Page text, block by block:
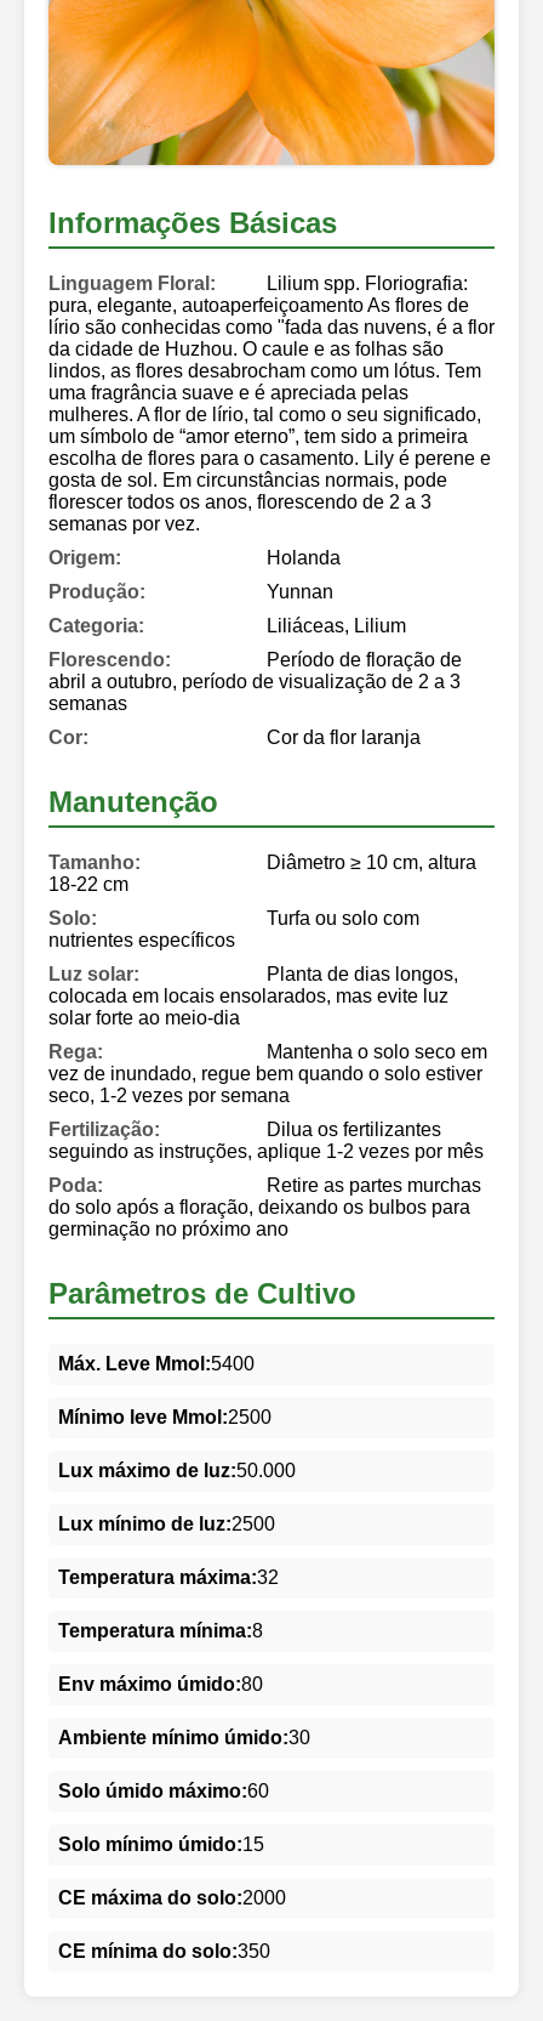
Informações Básicas
Linguagem Floral:
Lilium spp. Floriografia:
pura, elegante, autoaperfeiçoamento As flores de
lírio são conhecidas como "fada das nuvens, é a flor
da cidade de Huzhou. O caule e as folhas são
lindos, as flores desabrocham como um lótus. Tem
uma fragrância suave e é apreciada pelas
mulheres. A flor de lírio, tal como o seu significado,
um símbolo de “amor eterno”, tem sido a primeira
escolha de flores para o casamento. Lily é perene e
gosta de sol. Em circunstâncias normais, pode
florescer todos os anos, florescendo de 2 a 3
semanas por vez.
Origem:
Holanda
Produção:
Yunnan
Categoria:
Liliáceas, Lilium
Florescendo:
Período de floração de
abril a outubro, período de visualização de 2 a 3
semanas
Cor:
Cor da flor laranja
Manutenção
Tamanho:
Diâmetro ≥ 10 cm, altura
18-22 cm
Solo:
Turfa ou solo com
nutrientes específicos
Luz solar:
Planta de dias longos,
colocada em locais ensolarados, mas evite luz
solar forte ao meio-dia
Rega:
Mantenha o solo seco em
vez de inundado, regue bem quando o solo estiver
seco, 1-2 vezes por semana
Fertilização:
Dilua os fertilizantes
seguindo as instruções, aplique 1-2 vezes por mês
Poda:
Retire as partes murchas
do solo após a floração, deixando os bulbos para
germinação no próximo ano
Parâmetros de Cultivo
Máx. Leve Mmol:5400
Mínimo leve Mmol:2500
Lux máximo de luz:50.000
Lux mínimo de luz:2500
Temperatura máxima:32
Temperatura mínima:8
Env máximo úmido:80
Ambiente mínimo úmido:30
Solo úmido máximo:60
Solo mínimo úmido:15
CE máxima do solo:2000
CE mínima do solo:350